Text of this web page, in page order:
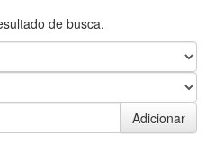
de busca.